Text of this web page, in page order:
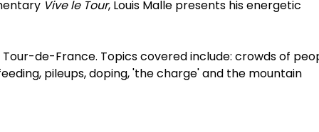
Vive le Tour, Louis Malle presents his energetic
de-France. Topics covered include: crowds of
pileups, doping, 'the charge' and the mountain